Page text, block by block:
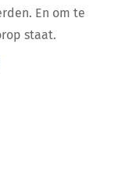
En om te
staat.